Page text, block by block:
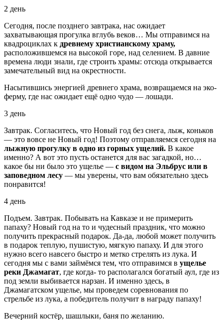
2 день
Сегодня, после позднего завтрака, нас ожидает
захватывающая прогулка вглубь веков… Мы отправимся на
квадроциклах к древнему христианскому храму,
расположившемся на высокой горе, над селением. В давние
времена люди знали, где строить храмы: отсюда открывается
замечательный вид на окрестности.
Насытившись энергией древнего храма, возвращаемся на эко-
ферму, где нас ожидает ещё одно чудо — лошади.
3 день
Завтрак. Согласитесь, что Новый год без снега, лыж, коньков
— это вовсе не Новый год! Поэтому отправляемся сегодня на
лыжную прогулку в одно из горных ущелий. В какое
именно? А вот это пусть останется для вас загадкой, но…
какое бы ни было это ущелье — с видом на Эльбрус или в
заповедном лесу — мы уверены, что вам обязательно здесь
понравится!
4 день
Подъем. Завтрак. Побывать на Кавказе и не примерить
папаху? Новый год на то и чудесный праздник, что можно
получить прекрасный подарок. Да-да, любой может получить
в подарок теплую, пушистую, мягкую папаху. И для этого
нужно всего навсего быстро и метко стрелять из лука. И
сегодня мы с вами займёмся тем, что отправимся в ущелье
реки Джамагат, где когда- то располагался богатый аул, где из
под земли выбивается нарзан. И именно здесь, в
Джамагатском ущелье, мы проведем соревнования по
стрельбе из лука, а победитель получит в награду папаху!
Вечерний костёр, шашлыки, баня по желанию.